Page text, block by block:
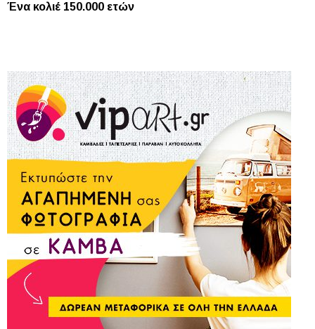
Ένα κολιέ 150.000 ετών